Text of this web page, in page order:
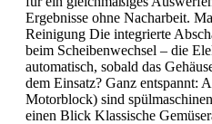
Ergebnisse ohne Nacharbeit.
Reinigung Die integrierte
beim Scheibenwechsel – die
automatisch, sobald das
dem Einsatz? Ganz entspannt:
Motorblock) sind
einen Blick Klassische